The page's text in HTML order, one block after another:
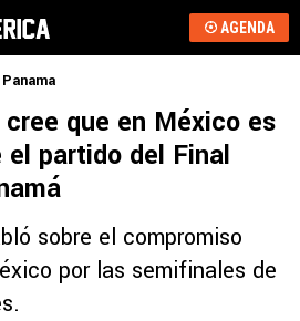
AGENDA
Panama
que en México es
partido del Final
sobre el compromiso
por las semifinales de